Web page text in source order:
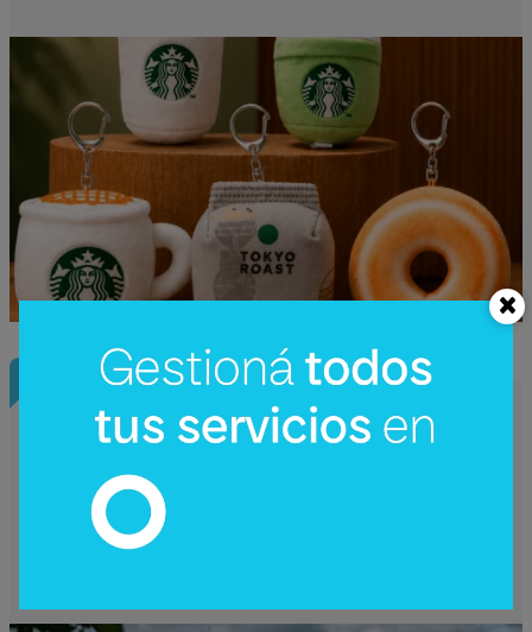
InfoConstrucción
¿Una nueva hidroeléctrica binacional?
Reactivan en Argentina el debate sobre
Corpus Christi (un proyecto de US$
4.200 millones)